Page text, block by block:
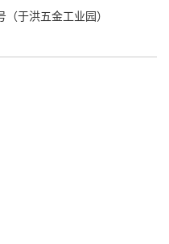
于洪五金工业园）